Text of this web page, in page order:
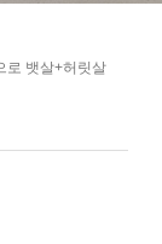
로 뱃살+허릿살